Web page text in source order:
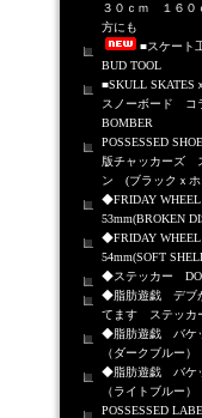
３０ｃｍ １６０
方にも
■スケート
BUD TOOL
■SKULL SKATES
スノーボード コ
BOMBER
POSSESSED
版チャッカーズ
ン (ブラックｘホ
◆FRIDAY
53mm(BROKEN
◆FRIDAY
54mm(SOFT
◆ステッカー
◆脂肪遊戯 デブ
てます ステッカ
◆脂肪遊戯 バケ
（ダークブルー）
◆脂肪遊戯 バケ
（ライトブルー）
POSSESSED